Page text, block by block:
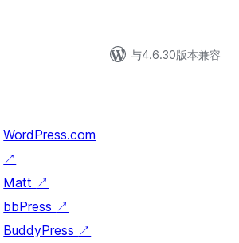
与4.6.30版本兼容
WordPress.com
↗
Matt ↗
bbPress ↗
BuddyPress ↗